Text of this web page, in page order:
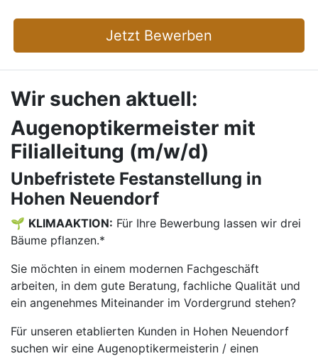
Jetzt Bewerben
Wir suchen aktuell:
Augenoptikermeister mit
Filialleitung (m/w/d)
Unbefristete Festanstellung in
Hohen Neuendorf
🌱 KLIMAAKTION: Für Ihre Bewerbung lassen wir drei
Bäume pflanzen.*
Sie möchten in einem modernen Fachgeschäft
arbeiten, in dem gute Beratung, fachliche Qualität und
ein angenehmes Miteinander im Vordergrund stehen?
Für unseren etablierten Kunden in Hohen Neuendorf
suchen wir eine Augenoptikermeisterin / einen